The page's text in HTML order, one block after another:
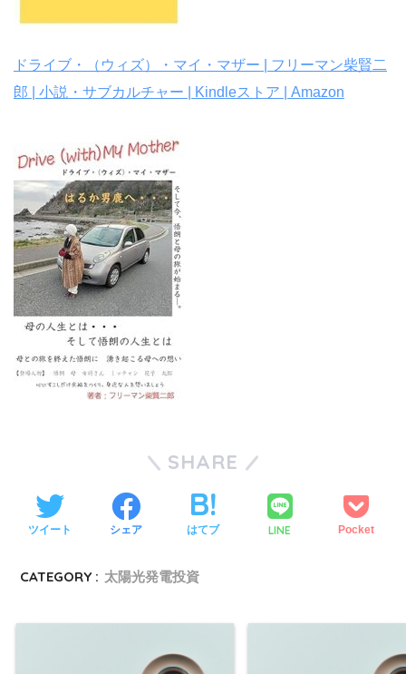
ドライブ・（ウィズ）・マイ・マザー | フリーマン柴賢二
郎 | 小説・サブカルチャー | Kindleストア | Amazon
SHARE
ツイート シェア はてブ LINE Pocket
CATEGORY : 太陽光発電投資